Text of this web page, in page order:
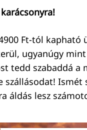
Ft-tól kapható
ugyanúgy
tedd szabaddá a
szállásodat! Ismét
áldás lesz